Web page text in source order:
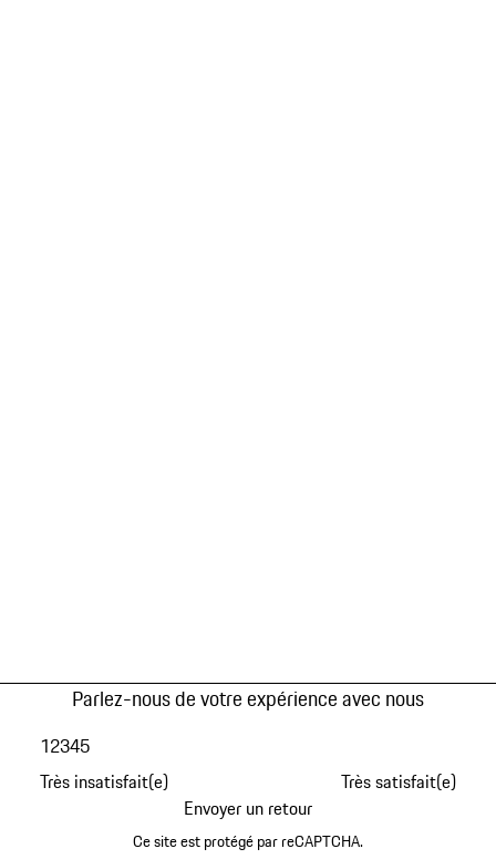
Parlez-nous de votre expérience avec nous
Très insatisfait(e)
12345
Très satisfait(e)
Envoyer un retour
Ce site est protégé par reCAPTCHA.